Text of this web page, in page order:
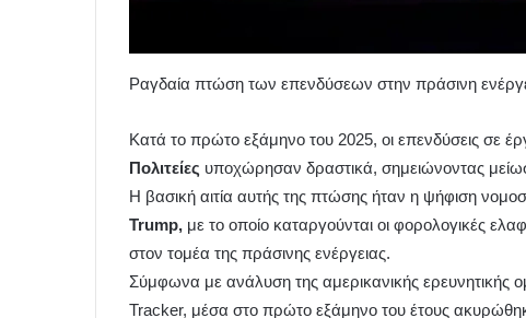
Ραγδαία πτώση των επενδύσεων στην πράσινη
Κατά το πρώτο εξάμηνο του 2025, οι επενδύσεις σε
Πολιτείες υποχώρησαν δραστικά, σημειώνοντας
Η βασική αιτία αυτής της πτώσης ήταν η ψήφιση
Trump, με το οποίο καταργούνται οι φορολογικές
στον τομέα της πράσινης ενέργειας.
Σύμφωνα με ανάλυση της αμερικανικής
Tracker, μέσα στο πρώτο εξάμηνο του έτους